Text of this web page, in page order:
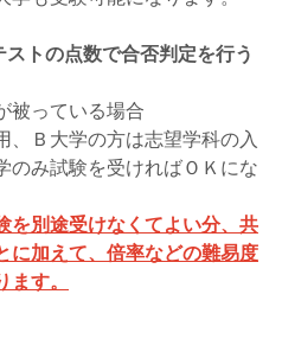
トの点数で合否判定を行う
被っている場合
、Ｂ大学の方は志望学科の入
のみ試験を受ければＯＫにな
別途受けなくてよい分、共
に加えて、倍率などの難易度
す。